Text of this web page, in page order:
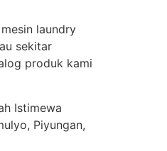
laundry
sekitar
produk kami
Istimewa
Piyungan,